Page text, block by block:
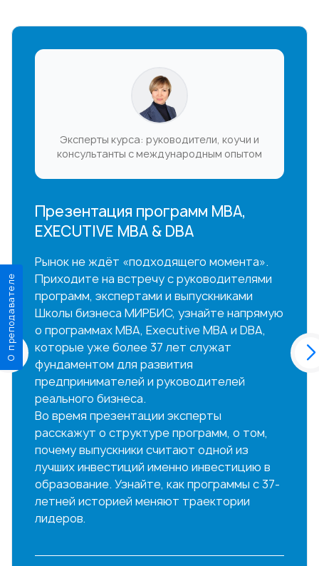
Эксперты курса: руководители, коучи и
консультанты с международным опытом
Презентация программ MBA,
EXECUTIVE MBA & DBA
Рынок не ждёт «подходящего момента».
Приходите на встречу с руководителями
программ, экспертами и выпускниками
Школы бизнеса МИРБИС, узнайте напрямую
о программах MBA, Executive MBA и DBA,
которые уже более 37 лет служат
фундаментом для развития
предпринимателей и руководителей
реального бизнеса.
Во время презентации эксперты
расскажут о структуре программ, о том,
почему выпускники считают одной из
лучших инвестиций именно инвестицию в
образование. Узнайте, как программы с 37-
летней историей меняют траектории
лидеров.
О преподавателе